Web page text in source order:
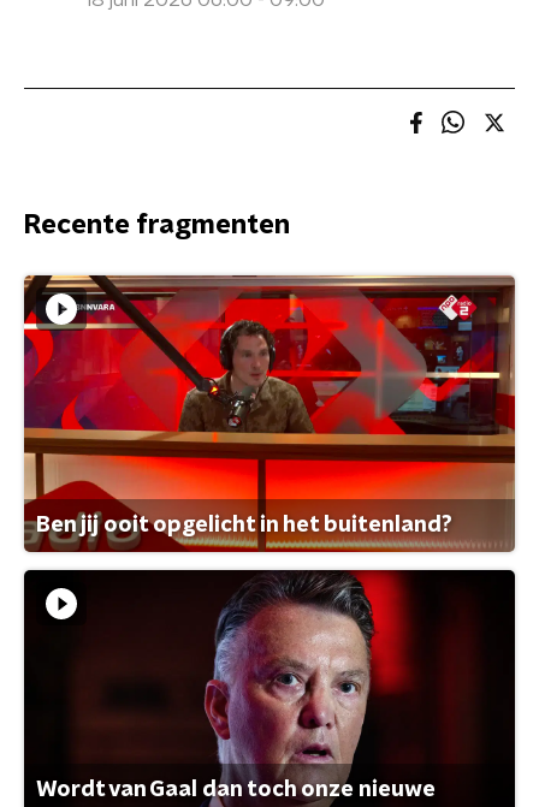
Recente fragmenten
Ben jij ooit opgelicht in het buitenland?
Wordt van Gaal dan toch onze nieuwe